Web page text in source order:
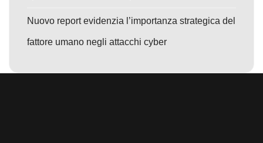
Nuovo report evidenzia l’importanza strategica del
fattore umano negli attacchi cyber